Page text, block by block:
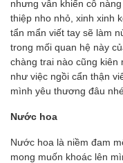
nhưng vẫn khiến cô
thiệp nho nhỏ, xinh xinh
tẩn mẩn viết tay sẽ làm
trong mối quan hệ này
chàng trai nào cũng kiên
như việc ngồi cẩn thận
mình yêu thương đâu
Nước hoa
Nước hoa là niềm đam
mong muốn khoác lên